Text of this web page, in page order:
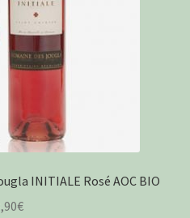
INITIALE Rosé AOC BIO
€